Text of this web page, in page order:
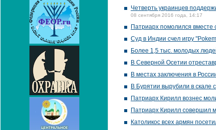
Четверть украинцев
08 сентября 2016 года, 14:17
Патриарх помолился вместе
Суд в Индии счел игру
Более 1,5 тыс. молодых
В Северной Осетии
В местах заключения в
В Бурятии вырубили в
Патриарх Кирилл вознес
Патриарх Кирилл совершил
Католикос всех армян